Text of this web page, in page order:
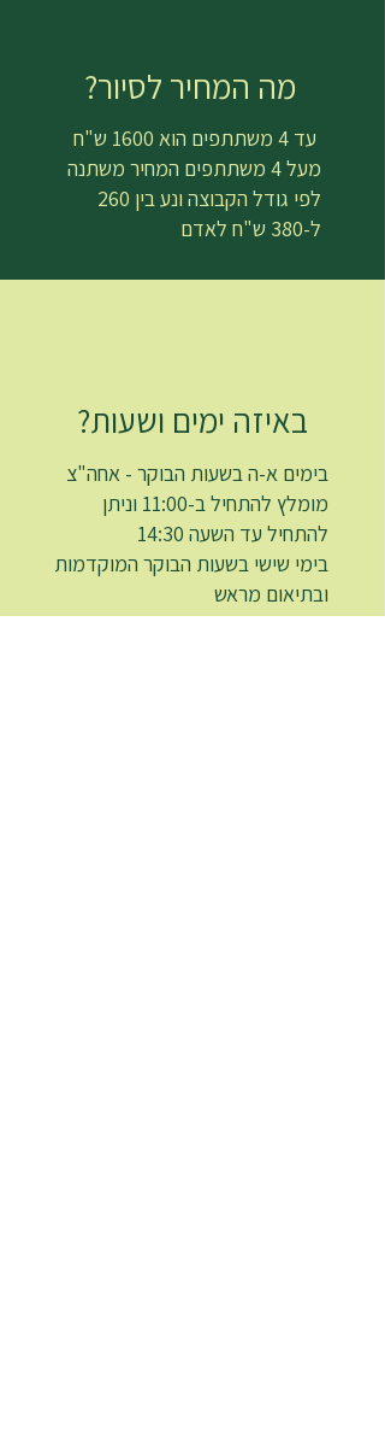
מה המחיר לסיור?
עד 4 משתתפים הוא 1600 ש"ח
מעל 4 משתתפים המחיר משתנה
לפי גודל הקבוצה ונע בין 260
ל-380 ש"ח לאדם
באיזה ימים ושעות?
בימים א-ה בשעות הבוקר - אחה"צ
מומלץ להתחיל ב-11:00 וניתן
להתחיל עד השעה 14:30
בימי שישי בשעות הבוקר המוקדמות
ובתיאום מראש